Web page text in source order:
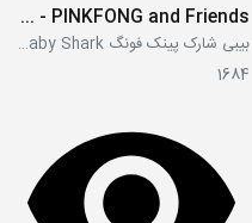
Baby Shark Dance With Mr. Clown - PINKFONG and Friends
بیبی شارک پینک فونگ Pink Fong Baby Shark
1684